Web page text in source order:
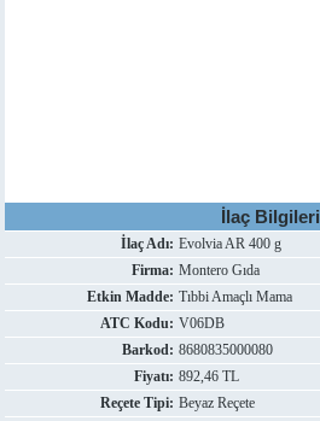
İlaç Bilgileri
İlaç Adı: Evolvia AR 400 g
Firma: Montero Gıda
Etkin Madde: Tıbbi Amaçlı Mama
ATC Kodu: V06DB
Barkod: 8680835000080
Fiyatı: 892,46 TL
Reçete Tipi: Beyaz Reçete